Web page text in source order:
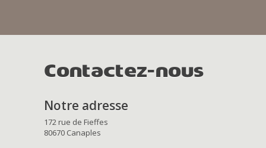
Contactez-nous
Notre adresse
172 rue de Fieffes
80670 Canaples